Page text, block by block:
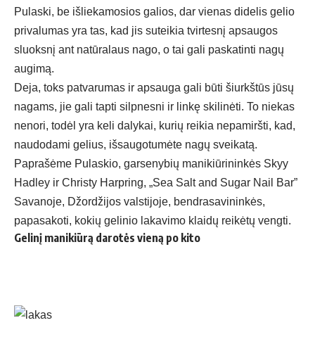
Pulaski, be išliekamosios galios, dar vienas didelis gelio
privalumas yra tas, kad jis suteikia tvirtesnį apsaugos
sluoksnį ant natūralaus nago, o tai gali paskatinti nagų
augimą.
Deja, toks patvarumas ir apsauga gali būti šiurkštūs jūsų
nagams, jie gali tapti silpnesni ir linkę skilinėti. To niekas
nenori, todėl yra keli dalykai, kurių reikia nepamiršti, kad,
naudodami gelius, išsaugotumėte nagų sveikatą.
Paprašėme Pulaskio, garsenybių manikiūrininkės Skyy
Hadley ir Christy Harpring, „Sea Salt and Sugar Nail Bar”
Savanoje, Džordžijos valstijoje, bendrasavininkės,
papasakoti, kokių gelinio lakavimo klaidų reikėtų vengti.
Gelinį manikiūrą darotės vieną po kito